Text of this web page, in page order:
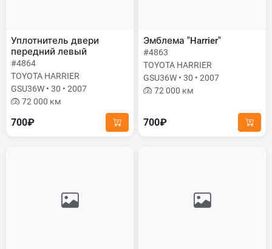
Уплотнитель двери
передний левый
#4864
TOYOTA HARRIER
GSU36W • 30 • 2007
72 000 км
700₽
Эмблема "Harrier"
#4863
TOYOTA HARRIER
GSU36W • 30 • 2007
72 000 км
700₽